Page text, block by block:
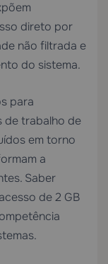
direto por
não filtrada e
do sistema.
para
de trabalho de
em torno
a
Saber
de 2 GB